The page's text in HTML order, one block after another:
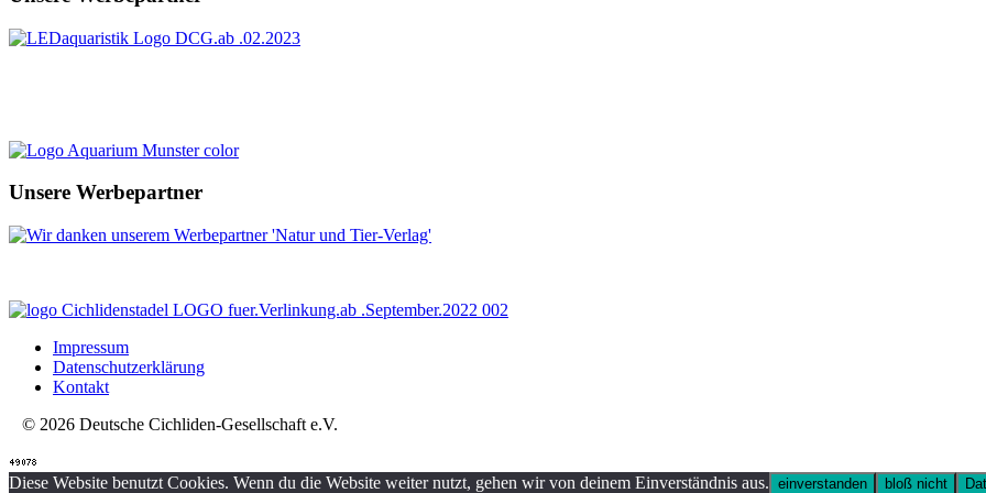
Unsere Werbepartner
Impressum
Datenschutzerklärung
Kontakt
© 2026 Deutsche Cichliden-Gesellschaft e.V.
Diese Website benutzt Cookies. Wenn du die Website weiter nutzt, gehen wir von deinem Einverständnis aus. einverstanden bloß nicht